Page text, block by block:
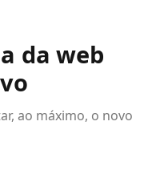
da web
ao máximo, o novo